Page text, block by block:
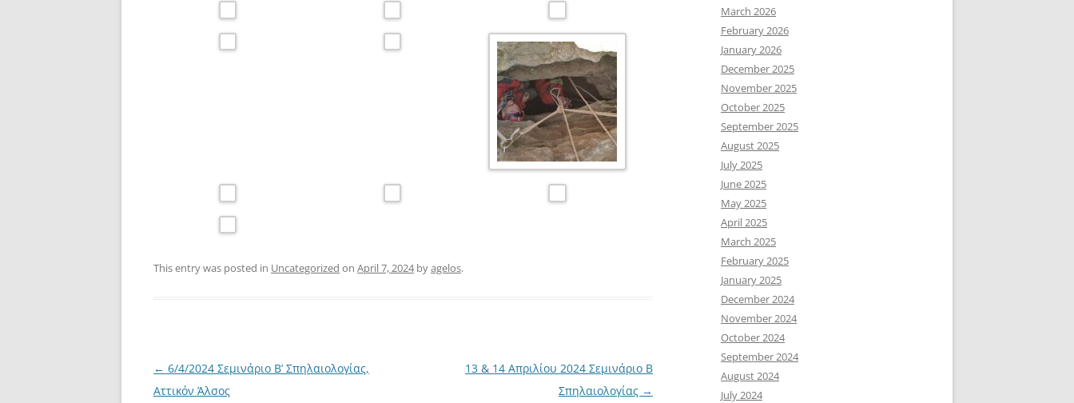
This entry was posted in Uncategorized on April 7, 2024byagelos.
Post
navigation
← 6/4/2024 Σεμινάριο Β’ Σπηλαιολογίας,
Αττικόν Άλσος
13 & 14 Απριλίου 2024 Σεμινάριο Β
Σπηλαιολογίας →
March 2026
February 2026
January 2026
December 2025
November 2025
October 2025
September 2025
August 2025
July 2025
June 2025
May 2025
April 2025
March 2025
February 2025
January 2025
December 2024
November 2024
October 2024
September 2024
August 2024
July 2024